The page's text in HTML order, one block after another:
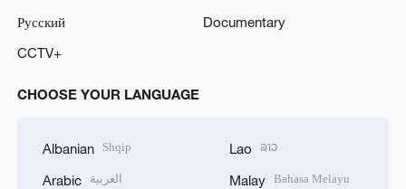
Русский
Documentary
CCTV+
CHOOSE YOUR LANGUAGE
Albanian Shqip
Arabic العربية
Lao ລາວ
Malay Bahasa Melayu